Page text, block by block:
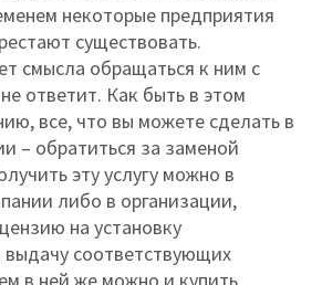
некоторые предприятия
существовать.
смысла обращаться к ним с
ответит. Как быть в этом
все, что вы можете сделать в
– обратиться за заменой
эту услугу можно в
либо в организации,
на установку
выдачу соответствующих
в ней же можно и купить